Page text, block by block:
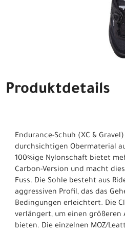
Produktdetails
Endurance-Schuh (XC &
durchsichtigen Obermaterial
100%ige Nylonschaft bietet
Carbon-Version und macht
Fuss. Die Sohle besteht aus
aggressiven Profil, das das
Bedingungen erleichtert. Die
verlängert, um einen größeren
bieten. Die einzelnen MOZ/